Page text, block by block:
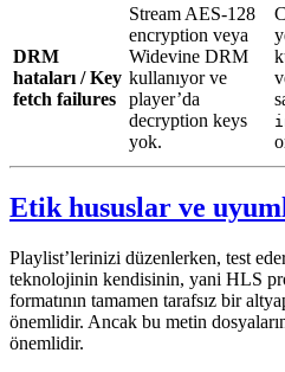
DRM
hataları / Key
fetch failures
Stream AES-128
encryption veya
Widevine DRM
kullanıyor ve
player’da
decryption keys
yok.
Etik hususlar ve
Playlist’lerinizi düzenlerken, test
teknolojinin kendisinin, yani HLS
formatının tamamen tarafsız bir
önemlidir. Ancak bu metin
önemlidir.